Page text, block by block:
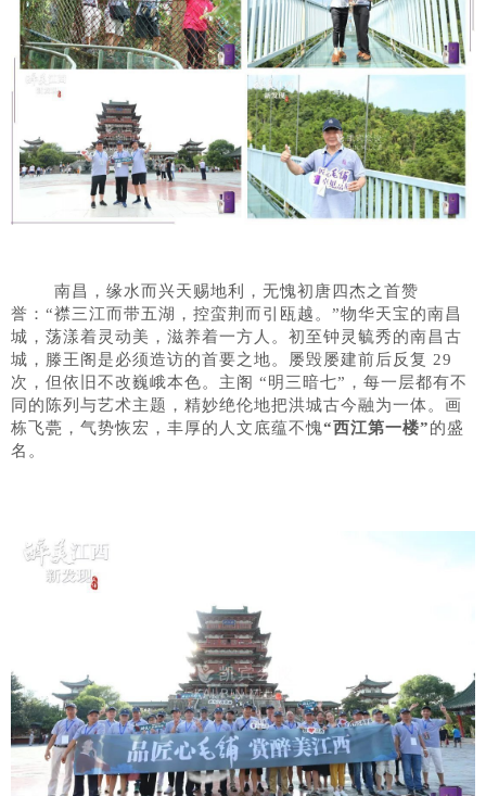
南昌，缘水而兴天赐地利，无愧初唐四杰之首赞
誉：“襟三江而带五湖，控蛮荆而引瓯越。”物华天宝的南昌
城，荡漾着灵动美，滋养着一方人。初至钟灵毓秀的南昌古
城，滕王阁是必须造访的首要之地。屡毁屡建前后反复 29
次，但依旧不改巍峨本色。主阁 “明三暗七”，每一层都有不
同的陈列与艺术主题，精妙绝伦地把洪城古今融为一体。画
栋飞甍，气势恢宏，丰厚的人文底蕴不愧“西江第一楼”的盛
名。